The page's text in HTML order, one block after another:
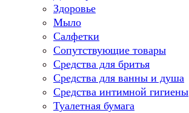
Здоровье
Мыло
Салфетки
Сопутствующие товары
Средства для бритья
Средства для ванны и душа
Средства интимной гигиены
Туалетная бумага